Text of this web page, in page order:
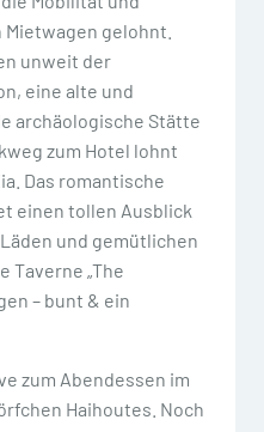
gelohnt.
unweit der
eine alte und
archäologische Stätte
zum Hotel lohnt
Das romantische
einen tollen Ausblick
und gemütlichen
Taverne „The
– bunt & ein
zum Abendessen im
Haihoutes. Noch